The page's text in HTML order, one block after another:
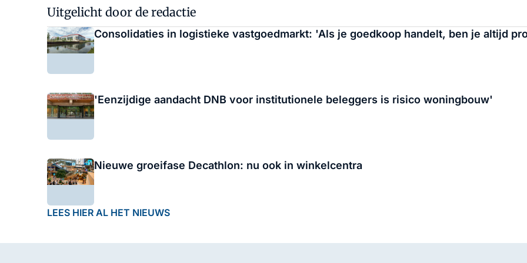
Uitgelicht door de redactie
Consolidaties in logistieke vastgoedmarkt: 'Als je goedkoop handelt, ben je altijd
'Eenzijdige aandacht DNB voor institutionele beleggers is risico woningbouw'
Nieuwe groeifase Decathlon: nu ook in winkelcentra
LEES HIER AL HET NIEUWS